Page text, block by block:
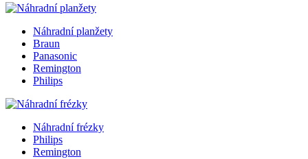
Náhradní planžety
Braun
Panasonic
Remington
Philips
Náhradní frézky
Philips
Remington